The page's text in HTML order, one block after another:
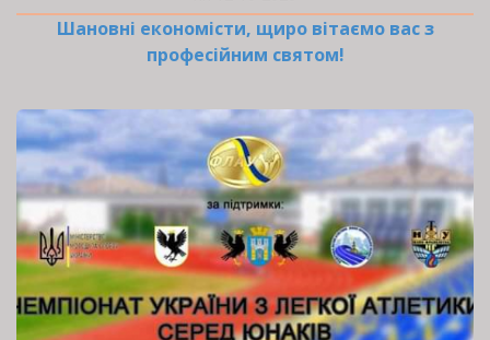
Шановні економісти, щиро вітаємо вас з
професійним святом!